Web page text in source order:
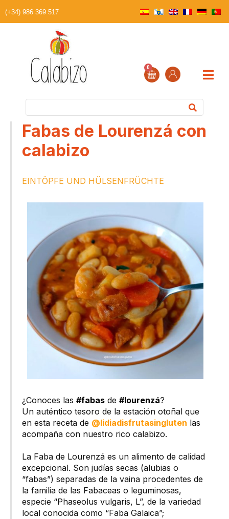
(+34) 986 369 517
0
Fabas de Lourenzá con
calabizo
EINTÖPFE UND HÜLSENFRÜCHTE
¿Conoces las #fabas de #lourenzá?
Un auténtico tesoro de la estación otoñal que
en esta receta de @lidiadisfrutasingluten las
acompaña con nuestro rico calabizo.
La Faba de Lourenzá es un alimento de calidad
excepcional. Son judías secas (alubias o
“fabas”) separadas de la vaina procedentes de
la familia de las Fabaceas o leguminosas,
especie “Phaseolus vulgaris, L”, de la variedad
local conocida como “Faba Galaica”;